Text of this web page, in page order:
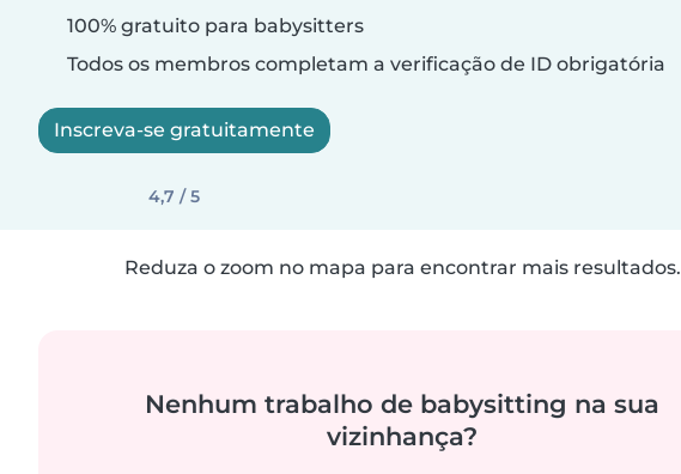
100% gratuito para babysitters
Todos os membros completam a verificação de ID obrigatória
Inscreva-se gratuitamente
4,7 / 5
Reduza o zoom no mapa para encontrar mais resultados.
Nenhum trabalho de babysitting na sua
vizinhança?